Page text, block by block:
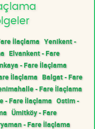
İlaçlama Yenikent -
Elvankent - Fare
- Fare İlaçlama
İlaçlama Balgat - Fare
- Fare İlaçlama
- Fare İlaçlama Ostim -
Ümitköy - Fare
- Fare İlaçlama